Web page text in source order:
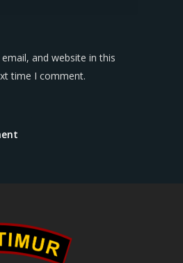
and website in this
time I comment.